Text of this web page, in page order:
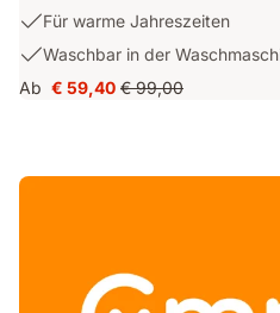
Gefühl
Für
warme
Jahreszeiten
Für warme Jahreszeiten
Waschbar
in
der
60°C
Waschbar in der
Ab
Preis
€ 59,40 Ursprünglicher
€ 99,00